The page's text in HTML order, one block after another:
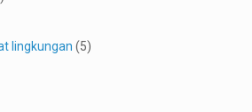
lingkungan (5)